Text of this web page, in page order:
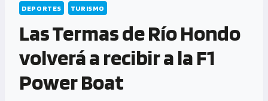
DEPORTES TURISMO
Las Termas de Río Hondo
volverá a recibir a la F1
Power Boat